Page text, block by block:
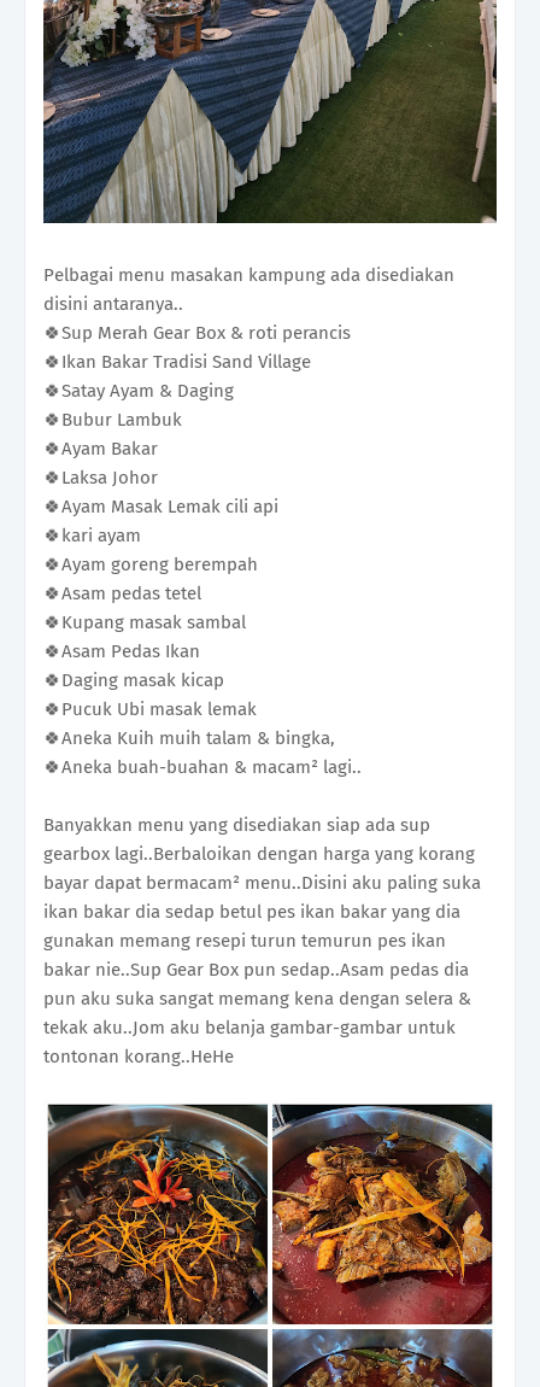
Pelbagai menu masakan kampung ada disediakan
disini antaranya..
🍀Sup Merah Gear Box & roti perancis
🍀Ikan Bakar Tradisi Sand Village
🍀Satay Ayam & Daging
🍀Bubur Lambuk
🍀Ayam Bakar
🍀Laksa Johor
🍀Ayam Masak Lemak cili api
🍀kari ayam
🍀Ayam goreng berempah
🍀Asam pedas tetel
🍀Kupang masak sambal
🍀Asam Pedas Ikan
🍀Daging masak kicap
🍀Pucuk Ubi masak lemak
🍀Aneka Kuih muih talam & bingka,
🍀Aneka buah-buahan & macam² lagi..
Banyakkan menu yang disediakan siap ada sup
gearbox lagi..Berbaloikan dengan harga yang korang
bayar dapat bermacam² menu..Disini aku paling suka
ikan bakar dia sedap betul pes ikan bakar yang dia
gunakan memang resepi turun temurun pes ikan
bakar nie..Sup Gear Box pun sedap..Asam pedas dia
pun aku suka sangat memang kena dengan selera &
tekak aku..Jom aku belanja gambar-gambar untuk
tontonan korang..HeHe